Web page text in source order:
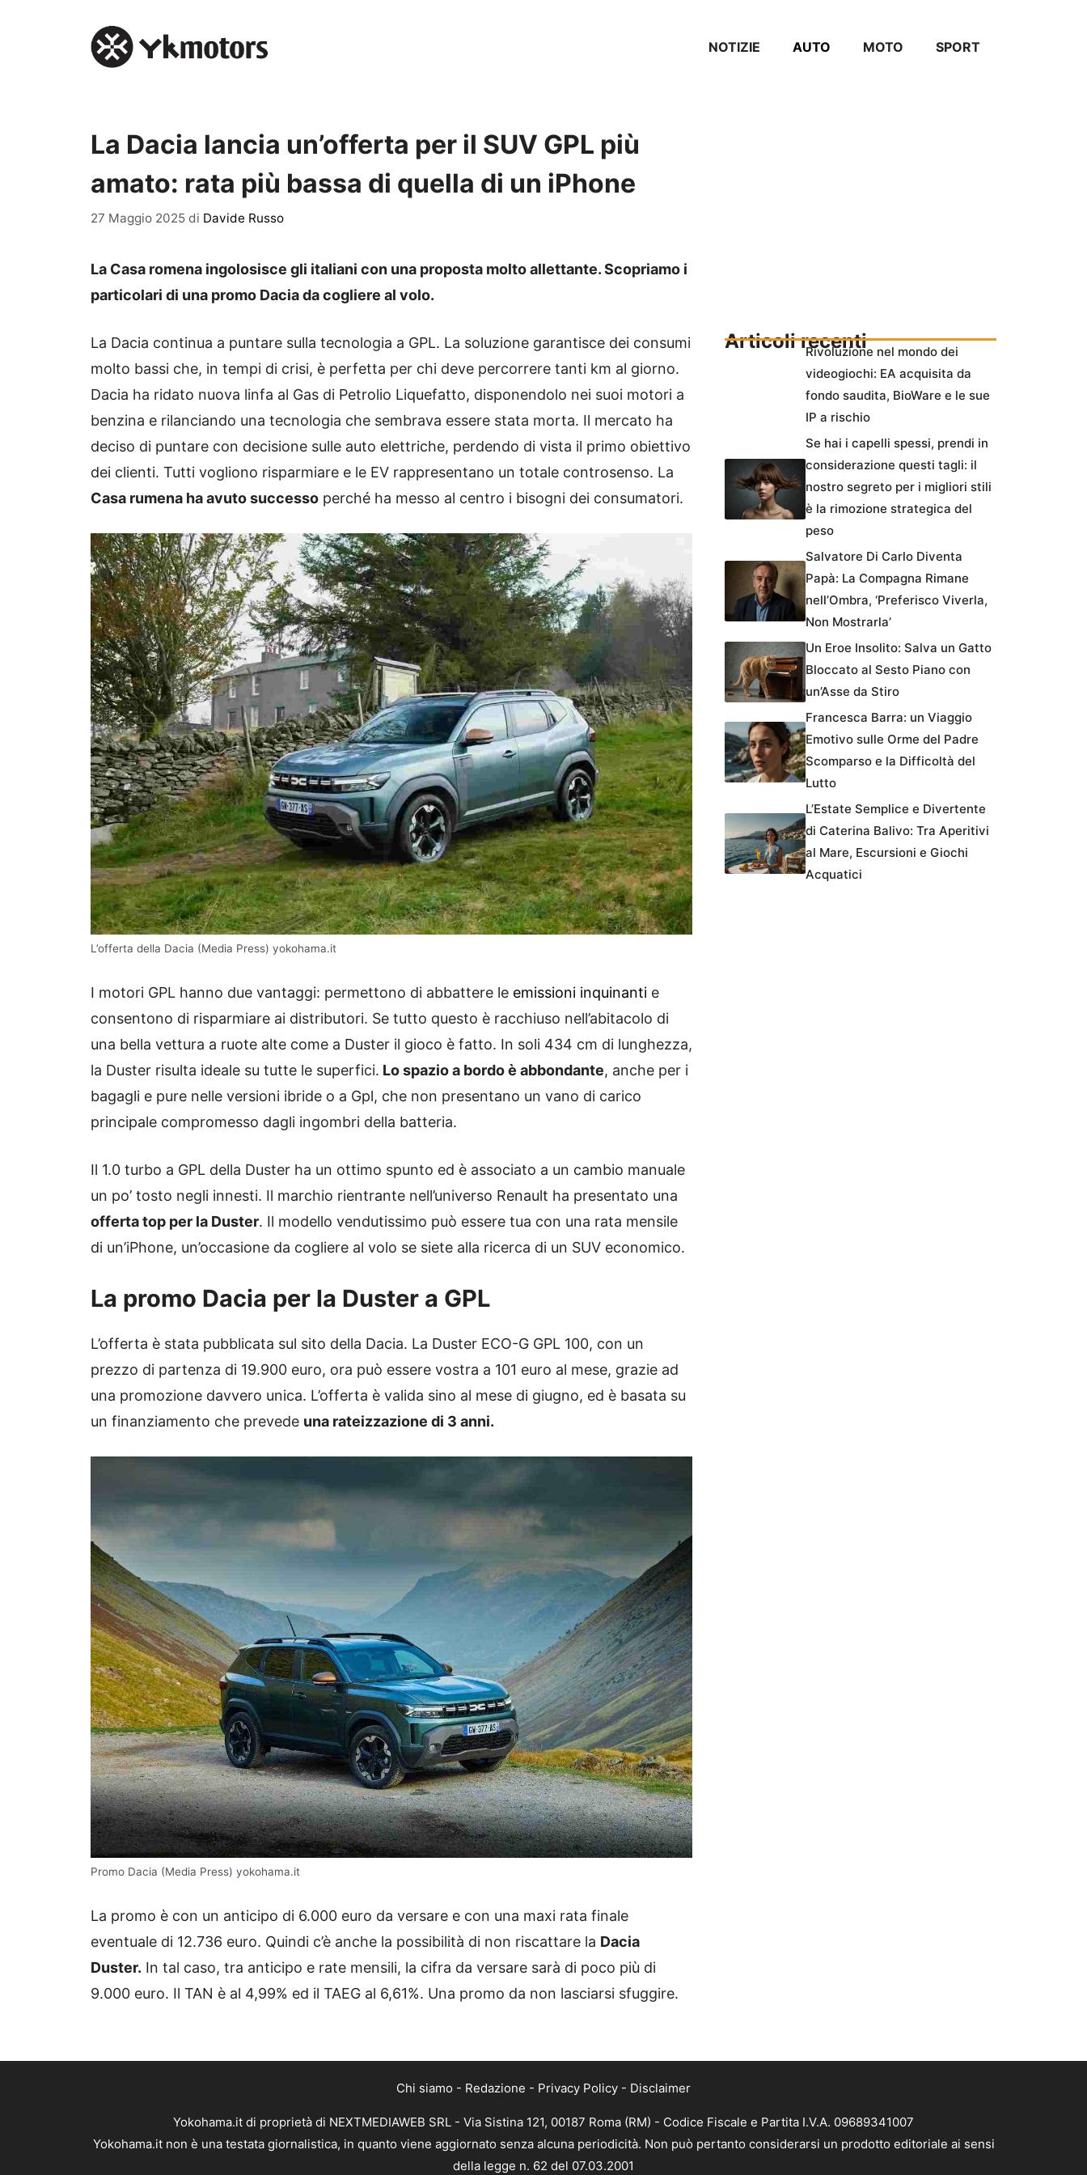
NOTIZIE AUTO MOTO SPORT
La Dacia lancia un’offerta per il SUV GPL più
amato: rata più bassa di quella di un iPhone
27 Maggio 2025 di Davide Russo
La Casa romena ingolosisce gli italiani con una proposta molto allettante. Scopriamo i
particolari di una promo Dacia da cogliere al volo.
La Dacia continua a puntare sulla tecnologia a GPL. La soluzione garantisce dei consumi
molto bassi che, in tempi di crisi, è perfetta per chi deve percorrere tanti km al giorno.
Dacia ha ridato nuova linfa al Gas di Petrolio Liquefatto, disponendolo nei suoi motori a
benzina e rilanciando una tecnologia che sembrava essere stata morta. Il mercato ha
deciso di puntare con decisione sulle auto elettriche, perdendo di vista il primo obiettivo
dei clienti. Tutti vogliono risparmiare e le EV rappresentano un totale controsenso. La
Casa rumena ha avuto successo perché ha messo al centro i bisogni dei consumatori.
L’offerta della Dacia (Media Press) yokohama.it
I motori GPL hanno due vantaggi: permettono di abbattere le emissioni inquinanti e
consentono di risparmiare ai distributori. Se tutto questo è racchiuso nell’abitacolo di
una bella vettura a ruote alte come a Duster il gioco è fatto. In soli 434 cm di lunghezza,
la Duster risulta ideale su tutte le superfici. Lo spazio a bordo è abbondante, anche per i
bagagli e pure nelle versioni ibride o a Gpl, che non presentano un vano di carico
principale compromesso dagli ingombri della batteria.
Il 1.0 turbo a GPL della Duster ha un ottimo spunto ed è associato a un cambio manuale
un po’ tosto negli innesti. Il marchio rientrante nell’universo Renault ha presentato una
offerta top per la Duster. Il modello vendutissimo può essere tua con una rata mensile
di un’iPhone, un’occasione da cogliere al volo se siete alla ricerca di un SUV economico.
La promo Dacia per la Duster a GPL
L’offerta è stata pubblicata sul sito della Dacia. La Duster ECO-G GPL 100, con un
prezzo di partenza di 19.900 euro, ora può essere vostra a 101 euro al mese, grazie ad
una promozione davvero unica. L’offerta è valida sino al mese di giugno, ed è basata su
un finanziamento che prevede una rateizzazione di 3 anni.
Promo Dacia (Media Press) yokohama.it
La promo è con un anticipo di 6.000 euro da versare e con una maxi rata finale
eventuale di 12.736 euro. Quindi c’è anche la possibilità di non riscattare la Dacia
Duster. In tal caso, tra anticipo e rate mensili, la cifra da versare sarà di poco più di
9.000 euro. Il TAN è al 4,99% ed il TAEG al 6,61%. Una promo da non lasciarsi sfuggire.
Articoli recentiRivoluzione nel mondo dei
videogiochi: EA acquisita da
fondo saudita, BioWare e le sue
IP a rischio
Se hai i capelli spessi, prendi in
considerazione questi tagli: il
nostro segreto per i migliori stili
è la rimozione strategica del
peso
Salvatore Di Carlo Diventa
Papà: La Compagna Rimane
nell’Ombra, ‘Preferisco Viverla,
Non Mostrarla’
Un Eroe Insolito: Salva un Gatto
Bloccato al Sesto Piano con
un’Asse da Stiro
Francesca Barra: un Viaggio
Emotivo sulle Orme del Padre
Scomparso e la Difficoltà del
Lutto
L’Estate Semplice e Divertente
di Caterina Balivo: Tra Aperitivi
al Mare, Escursioni e Giochi
Acquatici
Chi siamo - Redazione - Privacy Policy - Disclaimer
Yokohama.it di proprietà di NEXTMEDIAWEB SRL - Via Sistina 121, 00187 Roma (RM) - Codice Fiscale e Partita I.V.A. 09689341007
Yokohama.it non è una testata giornalistica, in quanto viene aggiornato senza alcuna periodicità. Non può pertanto considerarsi un prodotto editoriale ai sensi
della legge n. 62 del 07.03.2001